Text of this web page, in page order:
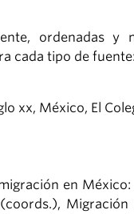
ordenadas y
cada tipo de fuente:
xx, México, El
en